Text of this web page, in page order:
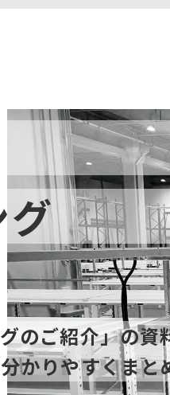
グ
のご紹介」の資
かりやすくまと